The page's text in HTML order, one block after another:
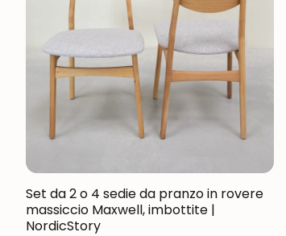
Set da 2 o 4 sedie da pranzo in rovere
massiccio Maxwell, imbottite |
NordicStory